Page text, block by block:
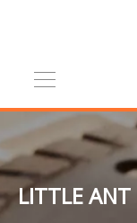
LITTLE